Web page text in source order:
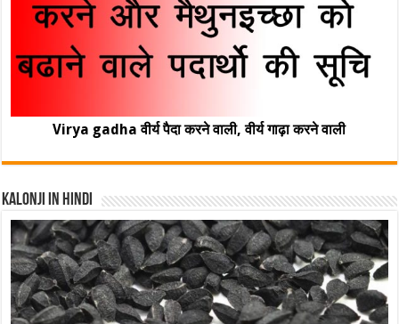
Virya gadha वीर्य पैदा करने वाली, वीर्य गाढ़ा करने वाली
Kalonji In Hindi